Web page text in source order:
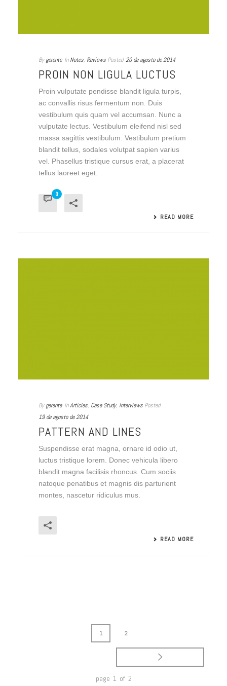
Bygerente InNotes, Reviews Posted 20 de agosto de 2014
PROIN NON LIGULA LUCTUS
Proin vulputate pendisse blandit ligula turpis,
ac convallis risus fermentum non. Duis
vestibulum quis quam vel accumsan. Nunc a
vulputate lectus. Vestibulum eleifend nisl sed
massa sagittis vestibulum. Vestibulum pretium
blandit tellus, sodales volutpat sapien varius
vel. Phasellus tristique cursus erat, a placerat
tellus laoreet eget.
0
READ MORE
Bygerente InArticles, Case Study, Interviews Posted
19 de agosto de 2014
PATTERN AND LINES
Suspendisse erat magna, ornare id odio ut,
luctus tristique lorem. Donec vehicula libero
blandit magna facilisis rhoncus. Cum sociis
natoque penatibus et magnis dis parturient
montes, nascetur ridiculus mus.
READ MORE
1 2
page 1 of 2